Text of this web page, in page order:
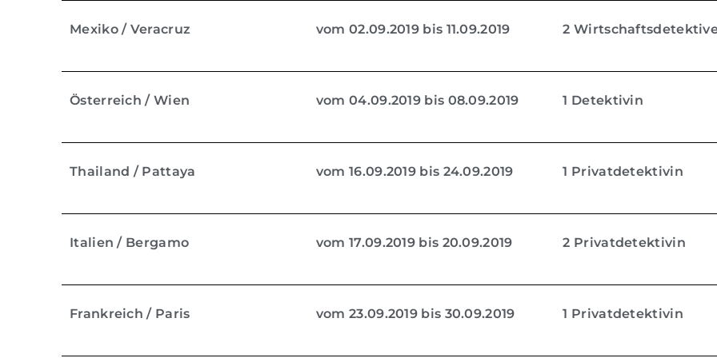
Mexiko / Veracruz vom 02.09.2019 bis 11.09.2019 2
Österreich / Wien vom 04.09.2019 bis 08.09.2019 1 Detektivin
Thailand / Pattaya vom 16.09.2019 bis 24.09.2019 1 Privatdetektivin
Italien / Bergamo vom 17.09.2019 bis 20.09.2019 2 Privatdetektivin
Frankreich / Paris vom 23.09.2019 bis 30.09.2019 1 Privatdetektivin